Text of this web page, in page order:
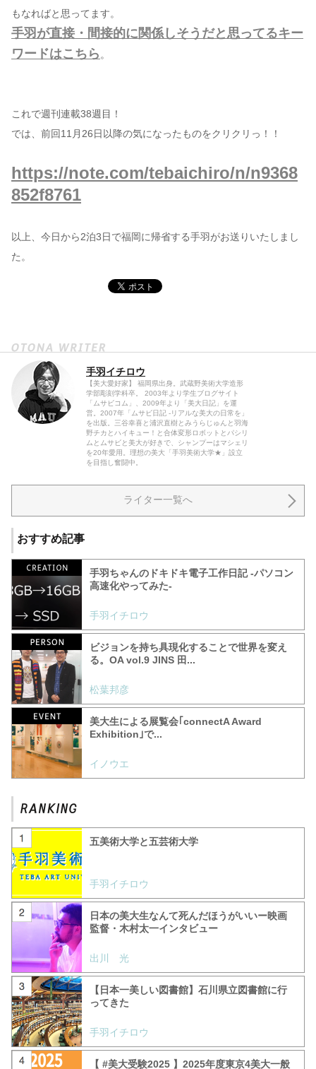
もなればと思ってます。
手羽が直接・間接的に関係しそうだと思ってるキー
ワードはこちら 。
これで週刊連載38週目！
では、前回11月26日以降の気になったものをクリクリっ！！
https://note.com/tebaichiro/n/n9368
852f8761
以上、今日から2泊3日で福岡に帰省する手羽がお送りいたしまし
た。
手羽イチロウ
【美大愛好家】 福岡県出身。武蔵野美術大学造形
学部彫刻学科卒。 2003年より学生ブログサイト
「ムサビコム」、2009年より「美大日記」を運
営。2007年「ムサビ日記 -リアルな美大の日常を」
を出版。三谷幸喜と浦沢直樹とみうらじゅんと羽海
野チカとハイキュー！と合体変形ロボットとパシリ
ムとムサビと美大が好きで、シャンプーはマシェリ
を20年愛用。理想の美大「手羽美術大学★」設立
を目指し奮闘中。
ライター一覧へ
おすすめ記事
手羽ちゃんのドキドキ電子工作日記 -パソコン
高速化やってみた-
手羽イチロウ
ビジョンを持ち具現化することで世界を変え
る。OA vol.9 JINS 田...
松葉邦彦
美大生による展覧会｢connectA Award
Exhibition｣で...
イノウエ
五美術大学と五芸術大学
手羽イチロウ
日本の美大生なんて死んだほうがいいー映画
監督・木村太一インタビュー
出川 光
【日本一美しい図書館】石川県立図書館に行
ってきた
手羽イチロウ
【 #美大受験2025 】2025年度東京4美大一般